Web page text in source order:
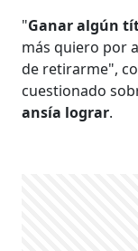
"Ganar algún
más quiero por
de retirarme",
cuestionado
ansía lograr.